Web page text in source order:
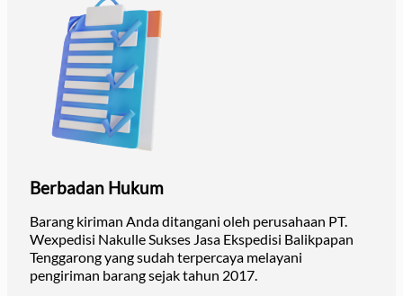
Berbadan Hukum
Barang kiriman Anda ditangani oleh perusahaan PT.
Wexpedisi Nakulle Sukses Jasa Ekspedisi Balikpapan
Tenggarong yang sudah terpercaya melayani
pengiriman barang sejak tahun 2017.